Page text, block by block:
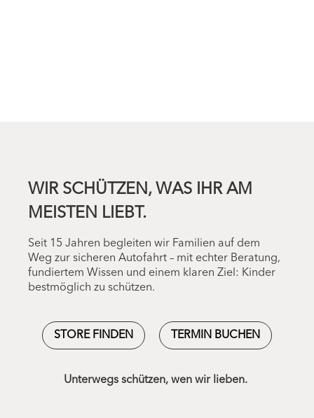
WIR SCHÜTZEN, WAS IHR AM
MEISTEN LIEBT.
Seit 15 Jahren begleiten wir Familien auf dem
Weg zur sicheren Autofahrt – mit echter Beratung,
fundiertem Wissen und einem klaren Ziel: Kinder
bestmöglich zu schützen.
STORE FINDEN TERMIN BUCHEN
Unterwegs schützen, wen wir lieben.